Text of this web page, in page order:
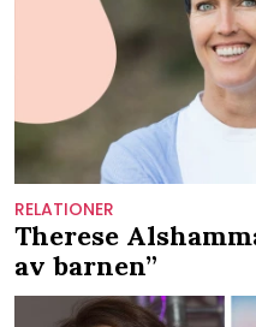
RELATIONER
Therese
av barnen”